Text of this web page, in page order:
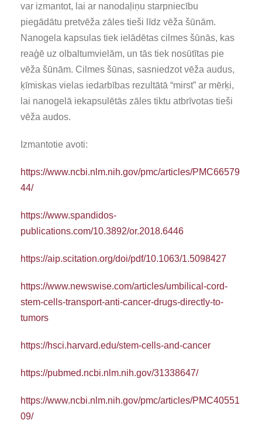
var izmantot, lai ar nanodaļiņu starpniecību
piegādātu pretvēža zāles tieši līdz vēža šūnām.
Nanogela kapsulas tiek ielādētas cilmes šūnās, kas
reaģē uz olbaltumvielām, un tās tiek nosūtītas pie
vēža šūnām. Cilmes šūnas, sasniedzot vēža audus,
ķīmiskas vielas iedarbības rezultātā “mirst” ar mērķi,
lai nanogelā iekapsulētās zāles tiktu atbrīvotas tieši
vēža audos.
Izmantotie avoti:
https://www.ncbi.nlm.nih.gov/pmc/articles/PMC66579
44/
https://www.spandidos-
publications.com/10.3892/or.2018.6446
https://aip.scitation.org/doi/pdf/10.1063/1.5098427
https://www.newswise.com/articles/umbilical-cord-
stem-cells-transport-anti-cancer-drugs-directly-to-
tumors
https://hsci.harvard.edu/stem-cells-and-cancer
https://pubmed.ncbi.nlm.nih.gov/31338647/
https://www.ncbi.nlm.nih.gov/pmc/articles/PMC40551
09/